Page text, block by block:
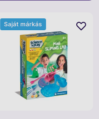
Saját márkás